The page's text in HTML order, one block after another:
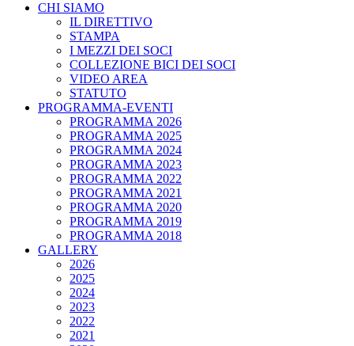
CHI SIAMO
IL DIRETTIVO
STAMPA
I MEZZI DEI SOCI
COLLEZIONE BICI DEI SOCI
VIDEO AREA
STATUTO
PROGRAMMA-EVENTI
PROGRAMMA 2026
PROGRAMMA 2025
PROGRAMMA 2024
PROGRAMMA 2023
PROGRAMMA 2022
PROGRAMMA 2021
PROGRAMMA 2020
PROGRAMMA 2019
PROGRAMMA 2018
GALLERY
2026
2025
2024
2023
2022
2021